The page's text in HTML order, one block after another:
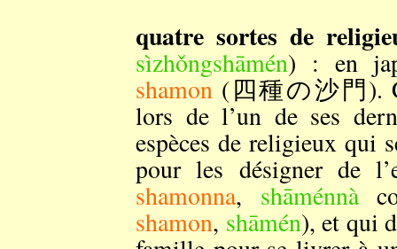
quatre sortes de
sìzhǒngshāmén) : en
shamon (四種の沙門).
lors de l’un de ses
espèces de religieux qui
pour les désigner de
shamonna, shāménnà
shamon, shāmén), et qui